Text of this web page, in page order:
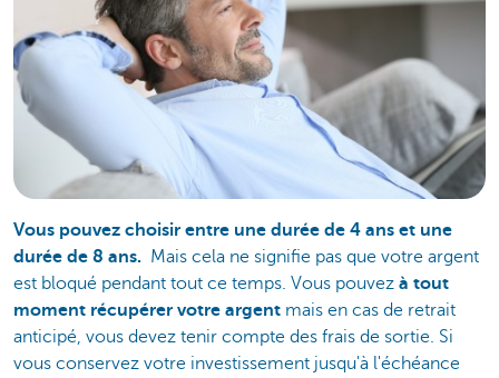
Vous pouvez choisir entre une durée de 4 ans et une
durée de 8 ans. Mais cela ne signifie pas que votre argent
est bloqué pendant tout ce temps. Vous pouvez à tout
moment récupérer votre argent mais en cas de retrait
anticipé, vous devez tenir compte des frais de sortie. Si
vous conservez votre investissement jusqu'à l'échéance